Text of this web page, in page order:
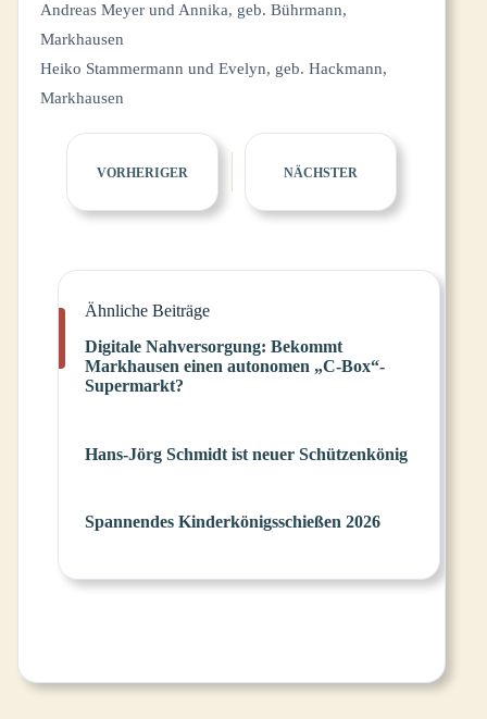
Andreas Meyer und Annika, geb. Bührmann,
Markhausen
Heiko Stammermann und Evelyn, geb. Hackmann,
Markhausen
VORHERIGER NÄCHSTER
Ähnliche Beiträge
Digitale Nahversorgung: Bekommt
Markhausen einen autonomen „C-Box“-
Supermarkt?
Hans-Jörg Schmidt ist neuer Schützenkönig
Spannendes Kinderkönigsschießen 2026